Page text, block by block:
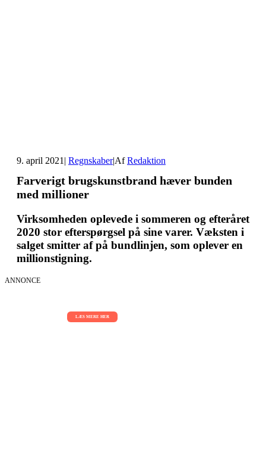
9. april 2021 | Regnskaber|AfRedaktion
Farverigt brugskunstbrand hæver bunden
med millioner
Virksomheden oplevede i sommeren og efteråret
2020 stor efterspørgsel på sine varer. Væksten i
salget smitter af på bundlinjen, som oplever en
millionstigning.
ANNONCE
LÆS MERE HER